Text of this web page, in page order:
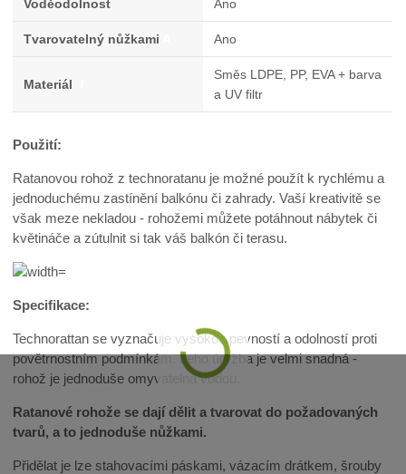
Voděodolnost Ano
Tvarovatelný nůžkami Ano
Materiál
Směs LDPE, PP, EVA + barva
a UV filtr
Použití:
Ratanovou rohož z technoratanu je možné použít k rychlému a
jednoduchému zastínění balkónu či zahrady. Vaší kreativitě se
však meze nekladou - rohožemi můžete potáhnout nábytek či
květináče a zútulnit si tak váš balkón či terasu.
Specifikace:
Technorattan se vyznačuje vysokou pevností a odolností proti
povětrnostním podmínkám. Jeho údržba je velmi snadná -
rohož je jednoduše omyvatelná vodou.
Ratanové rohože se dají dělit a tvarovat do požadovaných
tvarů, a to jednoduše nůžkami.
Přidělat je lze stahovacími páskami, vázacím drátkem, šrouby